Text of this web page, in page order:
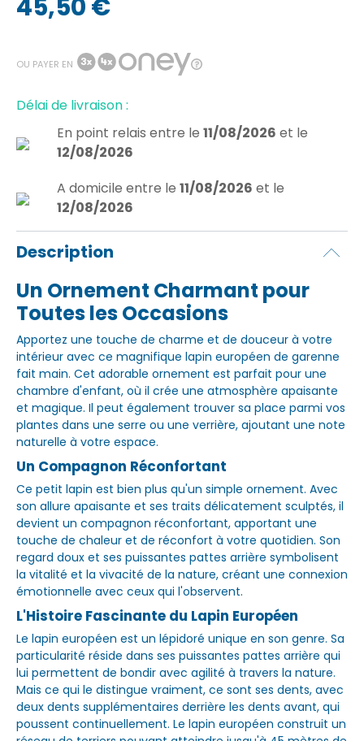
45,50 €
OU PAYER EN
Délai de livraison :
En point relais entre le 11/08/2026 et le
12/08/2026
A domicile entre le 11/08/2026 et le
12/08/2026
Description
Un Ornement Charmant pour
Toutes les Occasions
Apportez une touche de charme et de douceur à votre
intérieur avec ce magnifique lapin européen de garenne
fait main. Cet adorable ornement est parfait pour une
chambre d'enfant, où il crée une atmosphère apaisante
et magique. Il peut également trouver sa place parmi vos
plantes dans une serre ou une verrière, ajoutant une note
naturelle à votre espace.
Un Compagnon Réconfortant
Ce petit lapin est bien plus qu'un simple ornement. Avec
son allure apaisante et ses traits délicatement sculptés, il
devient un compagnon réconfortant, apportant une
touche de chaleur et de réconfort à votre quotidien. Son
regard doux et ses puissantes pattes arrière symbolisent
la vitalité et la vivacité de la nature, créant une connexion
émotionnelle avec ceux qui l'observent.
L'Histoire Fascinante du Lapin Européen
Le lapin européen est un lépidoré unique en son genre. Sa
particularité réside dans ses puissantes pattes arrière qui
lui permettent de bondir avec agilité à travers la nature.
Mais ce qui le distingue vraiment, ce sont ses dents, avec
deux dents supplémentaires derrière les dents avant, qui
poussent continuellement. Le lapin européen construit un